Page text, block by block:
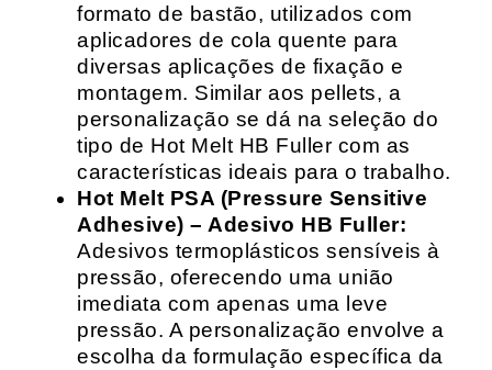
formato de bastão, utilizados com
aplicadores de cola quente para
diversas aplicações de fixação e
montagem. Similar aos pellets, a
personalização se dá na seleção do
tipo de Hot Melt HB Fuller com as
características ideais para o trabalho.
Hot Melt PSA (Pressure Sensitive
Adhesive) – Adesivo HB Fuller:
Adesivos termoplásticos sensíveis à
pressão, oferecendo uma união
imediata com apenas uma leve
pressão. A personalização envolve a
escolha da formulação específica da